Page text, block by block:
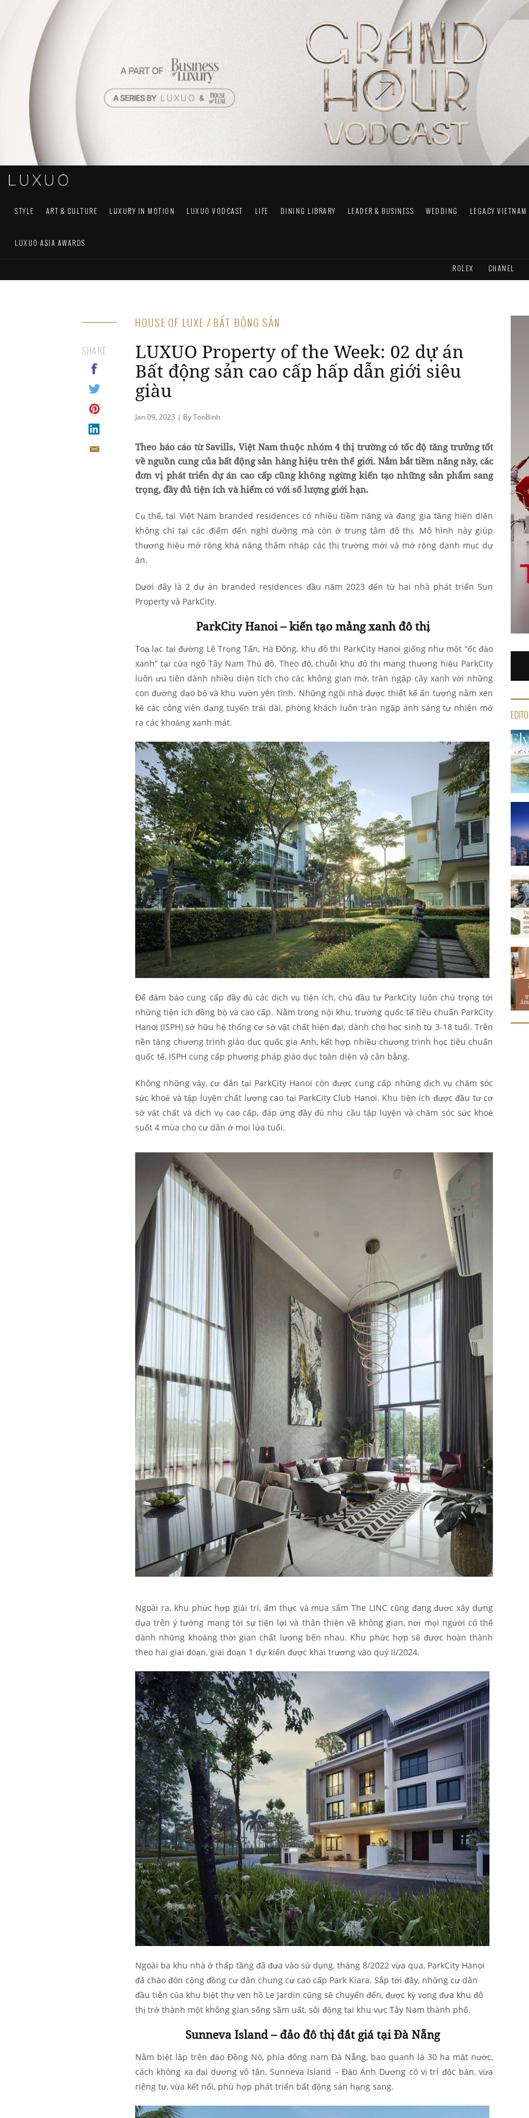
STYLE ART & CULTURE LUXURY IN MOTION LUXUO VODCAST LIFE DINING LIBRARY LEADER & BUSINESS WEDDING LEGACY VIETNAM
LUXUO ASIA AWARDS
ROLEX CHANEL
HOUSE OF LUXE / BẤT ĐỘNG SẢN
LUXUO Property of the Week: 02 dự án
Bất động sản cao cấp hấp dẫn giới siêu
giàu
Jan 09, 2023 | By TonBinh
SHARE
Theo báo cáo từ Savills, Việt Nam thuộc nhóm 4 thị trường có tốc độ tăng trưởng tốt
về nguồn cung của bất động sản hàng hiệu trên thế giới. Nắm bắt tiềm năng này, các
đơn vị phát triển dự án cao cấp cũng không ngừng kiến tạo những sản phẩm sang
trọng, đầy đủ tiện ích và hiếm có với số lượng giới hạn.
Cụ thể, tại Việt Nam branded residences có nhiều tiềm năng và đang gia tăng hiện diện
không chỉ tại các điểm đến nghỉ dưỡng mà còn ở trung tâm đô thị. Mô hình này giúp
thương hiệu mở rộng khả năng thâm nhập các thị trường mới và mở rộng danh mục dự
án.
Dưới đây là 2 dự án branded residences đầu năm 2023 đến từ hai nhà phát triển Sun
Property và ParkCity.
ParkCity Hanoi – kiến tạo mảng xanh đô thị
Toạ lạc tại đường Lê Trọng Tấn, Hà Đông, khu đô thi ParkCity Hanoi giống như một “ốc đảo
xanh” tại cửa ngõ Tây Nam Thủ đô. Theo đó, chuỗi khu đô thị mang thương hiệu ParkCity
luôn ưu tiên dành nhiều diện tích cho các không gian mở, tràn ngập cây xanh với những
con đường dạo bộ và khu vườn yên tĩnh. Những ngôi nhà được thiết kế ấn tượng nằm xen
kẽ các công viên dạng tuyến trải dài, phòng khách luôn tràn ngập ánh sáng tự nhiên mở
ra các khoảng xanh mát.
Để đảm bảo cung cấp đầy đủ các dịch vụ tiện ích, chủ đầu tư ParkCity luôn chú trọng tới
những tiện ích đồng bộ và cao cấp. Nằm trong nội khu, trường quốc tế tiêu chuẩn ParkCity
Hanoi (ISPH) sở hữu hệ thống cơ sở vật chất hiện đại, dành cho học sinh từ 3-18 tuổi. Trên
nền tảng chương trình giáo dục quốc gia Anh, kết hợp nhiều chương trình học tiêu chuẩn
quốc tế, ISPH cung cấp phương pháp giáo dục toàn diện và cân bằng.
Không những vậy, cư dân tại ParkCity Hanoi còn được cung cấp những dịch vụ chăm sóc
sức khoẻ và tập luyện chất lượng cao tại ParkCity Club Hanoi. Khu tiện ích được đầu tư cơ
sở vật chất và dịch vụ cao cấp, đáp ứng đầy đủ nhu cầu tập luyện và chăm sóc sức khoẻ
suốt 4 mùa cho cư dân ở mọi lứa tuổi.
Ngoài ra, khu phức hợp giải trí, ẩm thực và mua sắm The LINC cũng đang được xây dựng
dựa trên ý tưởng mang tới sự tiện lợi và thân thiện về không gian, nơi mọi người có thể
dành những khoảng thời gian chất lượng bên nhau. Khu phức hợp sẽ được hoàn thành
theo hai giai đoạn, giai đoạn 1 dự kiến được khai trương vào quý II/2024.
Ngoài ba khu nhà ở thấp tầng đã đưa vào sử dụng, tháng 8/2022 vừa qua, ParkCity Hanoi
đã chào đón cộng đồng cư dân chung cư cao cấp Park Kiara. Sắp tới đây, những cư dân
đầu tiên của khu biệt thự ven hồ Le Jardin cũng sẽ chuyển đến, được kỳ vọng đưa khu đô
thị trở thành một không gian sống sầm uất, sôi động tại khu vực Tây Nam thành phố.
Sunneva Island – đảo đô thị đắt giá tại Đà Nẵng
Nằm biệt lập trên đảo Đồng Nò, phía đông nam Đà Nẵng, bao quanh là 30 ha mặt nước,
cách không xa đại dương vô tận, Sunneva Island – Đảo Ánh Dương có vị trí độc bản, vừa
riêng tư, vừa kết nối, phù hợp phát triển bất động sản hạng sang.